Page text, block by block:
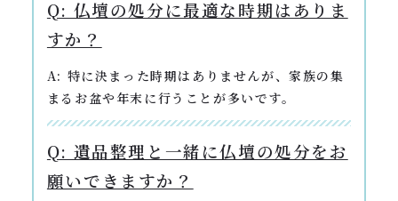
Q: 仏壇の処分に最適な時期はありま
すか？
A: 特に決まった時期はありませんが、家族の集
まるお盆や年末に行うことが多いです。
Q: 遺品整理と一緒に仏壇の処分をお
願いできますか？